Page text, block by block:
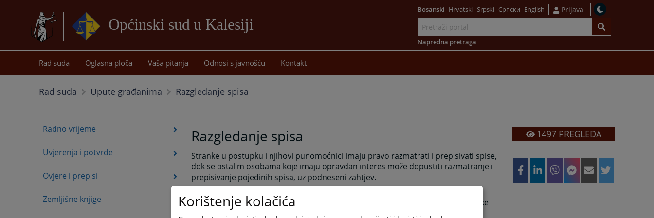
Općinski sud u Kalesiji
sadržaj
Bosanski Hrvatski Srpski Српски English Prijava
Napredna pretraga
Rad suda Oglasna ploča Vaša pitanja Odnosi s javnošću Kontakt
Rad suda Upute građanima Razgledanje spisa
Radno vrijeme
Uvjerenja i potvrde
Ovjere i prepisi
Zemljišne knjige
Razgledanje spisa
Stranke u postupku i njihovi punomoćnici imaju pravo razmatrati i prepisivati spise,
dok se ostalim osobama koje imaju opravdan interes može dopustiti razmatranje i
prepisivanje pojedinih spisa, uz podneseni zahtjev.
predmeta referent za upravljanje predmetima na osnova podataka iz elektronske
baze podataka i spisa.
1497PREGLEDA
Korištenje kolačića